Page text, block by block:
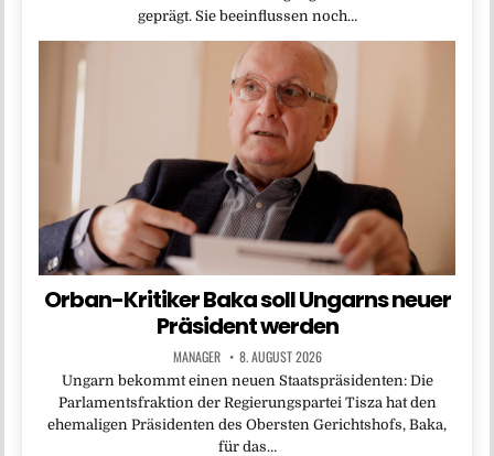
geprägt. Sie beeinflussen noch…
Orban-Kritiker Baka soll Ungarns neuer
Präsident werden
MANAGER 8. AUGUST 2026
Ungarn bekommt einen neuen Staatspräsidenten: Die
Parlamentsfraktion der Regierungspartei Tisza hat den
ehemaligen Präsidenten des Obersten Gerichtshofs, Baka,
für das…